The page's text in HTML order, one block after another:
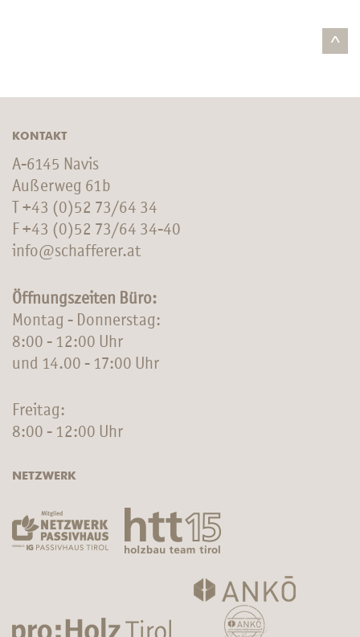
^
KONTAKT
A-6145 Navis
Außerweg 61b
+43 (0)52 73/64 34
F +43 (0)52 73/64 34-40
info@schafferer.at
Öffnungszeiten Büro:
Montag - Donnerstag:
8:00 - 12:00 Uhr
und 14.00 - 17:00 Uhr
Freitag:
8:00 - 12:00 Uhr
NETZWERK